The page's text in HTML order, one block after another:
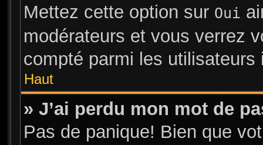
Mettez cette option sur Oui
modérateurs et vous verrez
compté parmi les utilisateurs
Haut
» J’ai perdu mon mot de
Pas de panique! Bien que